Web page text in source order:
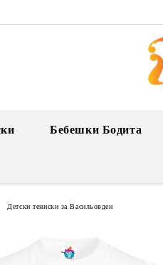
Бебешки Бодита
Детски тениски за Васильовден